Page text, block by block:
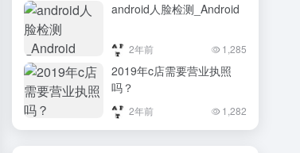
android人脸检测_Android
2年前 1,285
2019年c店需要营业执照
吗？
2年前 1,282